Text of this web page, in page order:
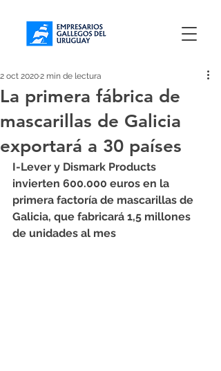
La primera fábrica de
mascarillas de Galicia
exportará a 30 países
2 oct 20202 min de lectura
I-Lever y Dismark Products
invierten 600.000 euros en la
primera factoría de mascarillas de
Galicia, que fabricará 1,5 millones
de unidades al mes